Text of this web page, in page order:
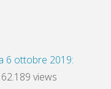
6 ottobre 2019:
views